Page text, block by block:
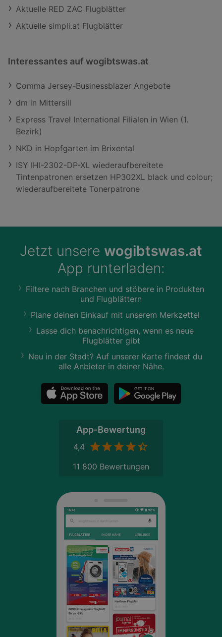
Aktuelle RED ZAC Flugblätter
Aktuelle simpli.at Flugblätter
Interessantes auf wogibtswas.at
Comma Jersey-Businessblazer Angebote
dm in Mittersill
Express Travel International Filialen in Wien (1.
Bezirk)
NKD in Hopfgarten im Brixental
ISY IHI-2302-DP-XL wiederaufbereitete
Tintenpatronen ersetzen HP302XL black und colour;
wiederaufbereitete Tonerpatrone
Jetzt unsere wogibtswas.at
App runterladen:
Filtere nach Branchen und stöbere in Produkten
und Flugblättern
Plane deinen Einkauf mit unserem Merkzettel
Lasse dich benachrichtigen, wenn es neue
Flugblätter gibt
Neu in der Stadt? Auf unserer Karte findest du
alle Anbieter in deiner Nähe.
App-Bewertung
4,4
11 800 Bewertungen